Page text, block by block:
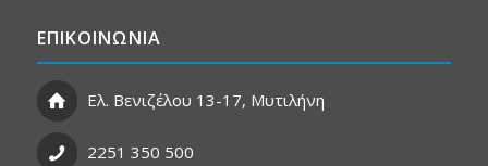
ΕΠΙΚΟΙΝΩΝΙΑ
Ελ. Βενιζέλου 13-17, Μυτιλήνη
2251 350 500